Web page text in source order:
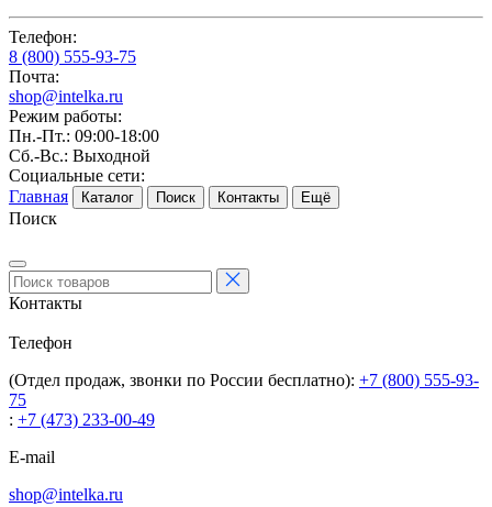
Телефон:
8 (800) 555-93-75
Почта:
shop@intelka.ru
Режим работы:
Пн.-Пт.: 09:00-18:00
Сб.-Вс.: Выходной
Социальные сети:
Главная
Каталог Поиск Контакты Ещё
Поиск
Контакты
Телефон
(Отдел продаж, звонки по России бесплатно): +7 (800) 555-93-
75
: +7 (473) 233-00-49
E-mail
shop@intelka.ru